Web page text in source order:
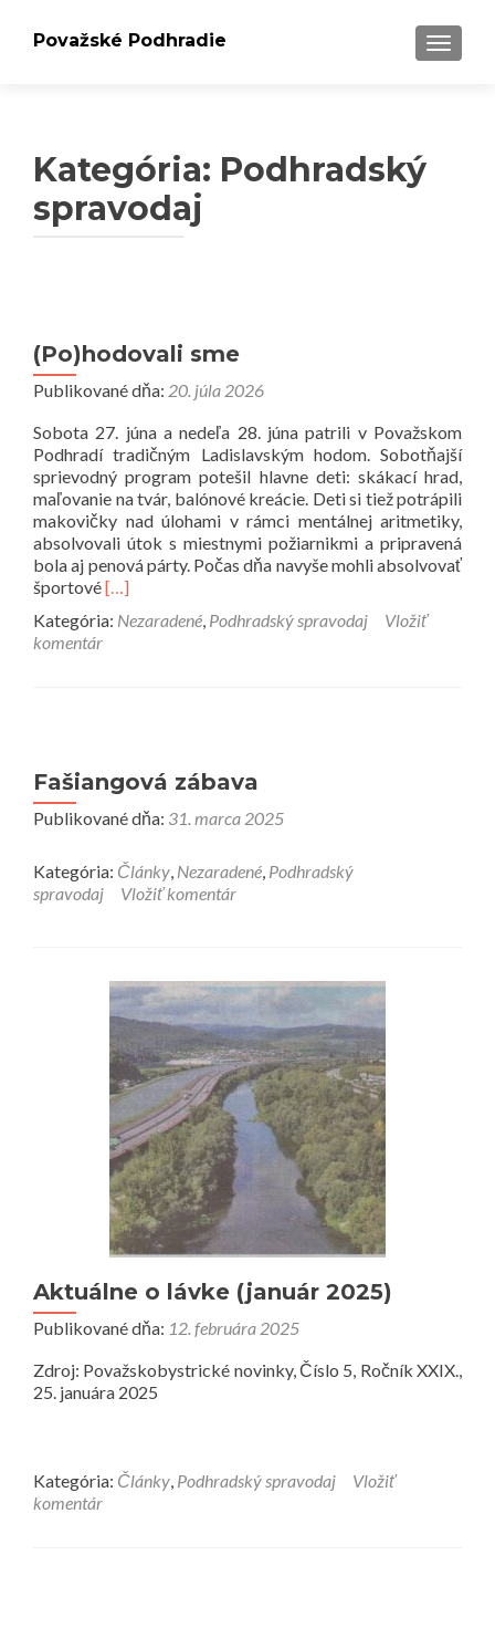
Považské Podhradie
Kategória: Podhradský
spravodaj
(Po)hodovali sme
Publikované dňa: 20. júla 2026
Sobota 27. júna a nedeľa 28. júna patrili v Považskom
Podhradí tradičným Ladislavským hodom. Sobotňajší
sprievodný program potešil hlavne deti: skákací hrad,
maľovanie na tvár, balónové kreácie. Deti si tiež potrápili
makovičky nad úlohami v rámci mentálnej aritmetiky,
absolvovali útok s miestnymi požiarnikmi a pripravená
bola aj penová párty. Počas dňa navyše mohli absolvovať
športovéPrečítať
o
[…]
Kategória: Nezaradené, Podhradský spravodaj
Vložiť
komentár
Fašiangová zábava
Publikované dňa: 31. marca 2025
Kategória: Články, Nezaradené, Podhradský
spravodaj
Vložiť komentár
Aktuálne o lávke (január 2025)
Publikované dňa: 12. februára 2025
Zdroj: Považskobystrické novinky, Číslo 5, Ročník XXIX.,
25. januára 2025
Kategória: Články, Podhradský spravodaj
Vložiť
komentár
v
článkoch